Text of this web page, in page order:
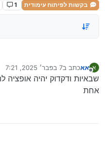
בקשות לפיתוח עימודית 1
א
מנותק
אאכתב ב7 בפבר׳ 2025, 7:21
נערך לאחרונה על ידי
שבאיות ודקדוק יהיה
אחת